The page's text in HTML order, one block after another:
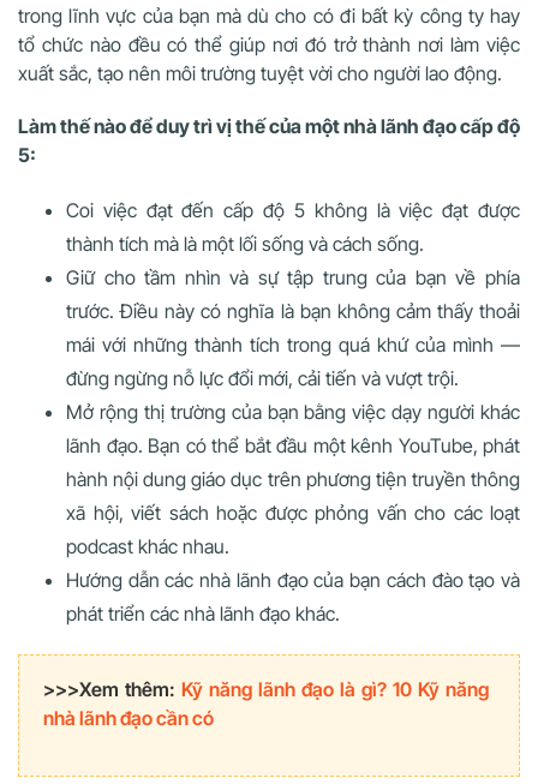
trong lĩnh vực của bạn mà dù cho có đi bất kỳ công ty hay
tổ chức nào đều có thể giúp nơi đó trở thành nơi làm việc
xuất sắc, tạo nên môi trường tuyệt vời cho người lao động.
Làm thế nào để duy trì vị thế của một nhà lãnh đạo cấp độ
5:
Coi việc đạt đến cấp độ 5 không là việc đạt được
thành tích mà là một lối sống và cách sống.
Giữ cho tầm nhìn và sự tập trung của bạn về phía
trước. Điều này có nghĩa là bạn không cảm thấy thoải
mái với những thành tích trong quá khứ của mình —
đừng ngừng nỗ lực đổi mới, cải tiến và vượt trội.
Mở rộng thị trường của bạn bằng việc dạy người khác
lãnh đạo. Bạn có thể bắt đầu một kênh YouTube, phát
hành nội dung giáo dục trên phương tiện truyền thông
xã hội, viết sách hoặc được phỏng vấn cho các loạt
podcast khác nhau.
Hướng dẫn các nhà lãnh đạo của bạn cách đào tạo và
phát triển các nhà lãnh đạo khác.
>>>Xem thêm: Kỹ năng lãnh đạo là gì? 10 Kỹ năng
nhà lãnh đạo cần có